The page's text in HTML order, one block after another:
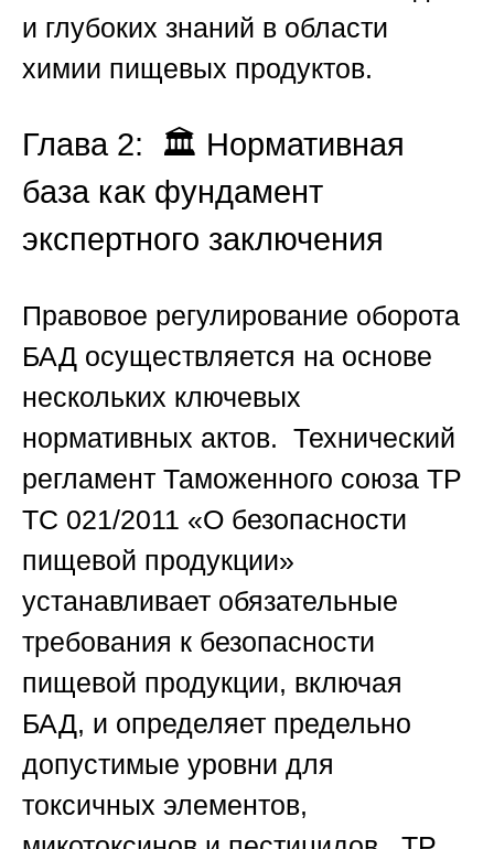
и глубоких знаний в области
химии пищевых продуктов.
Глава 2: 🏛️ Нормативная
база как фундамент
экспертного заключения
Правовое регулирование оборота
БАД осуществляется на основе
нескольких ключевых
нормативных актов. Технический
регламент Таможенного союза ТР
ТС 021/2011 «О безопасности
пищевой продукции»
устанавливает обязательные
требования к безопасности
пищевой продукции, включая
БАД, и определяет предельно
допустимые уровни для
токсичных элементов,